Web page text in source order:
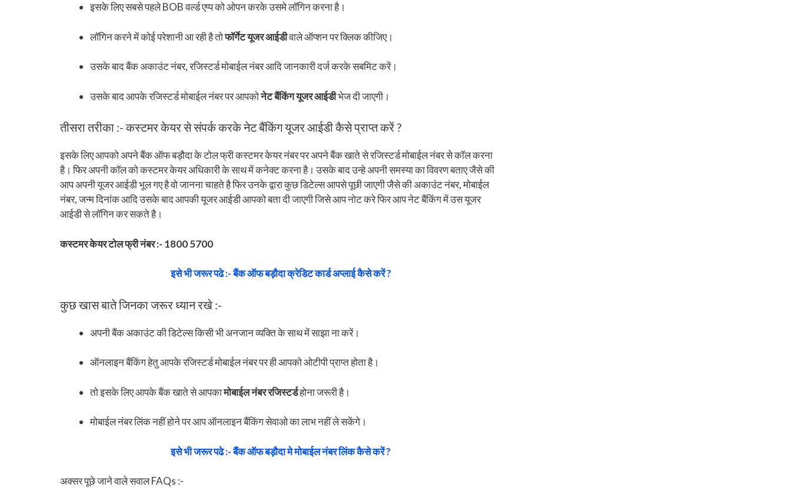
इसके लिए सबसे पहले BOB वर्ल्ड एप्प को ओपन करके उसमे लॉगिन करना है।
लॉगिन करने में कोई परेशानी आ रही है तोफॉर्गेट यूजर आईडीवाले ऑप्शन पर क्लिक कीजिए।
उसके बाद बैंक अकाउंट नंबर, रजिस्टर्ड मोबाईल नंबर आदि जानकारी दर्ज करके सबमिट करें।
उसके बाद आपके रजिस्टर्ड मोबाईल नंबर पर आपकोनेट बैंकिंग यूजर आईडीभेज दी जाएगी।
तीसरा तरीका :- कस्टमर केयर से संपर्क करके नेट बैंकिंग यूजर आईडी कैसे प्राप्त करें ?
इसके लिए आपको अपने बैंक ऑफ बड़ौदा के टोल फ्री कस्टमर केयर नंबर पर अपने बैंक खाते से रजिस्टर्ड मोबाईल नंबर से कॉल करना
है। फिर अपनी कॉल को कस्टमर केयर अधिकारी के साथ में कनेक्ट करना है। उसके बाद उन्हे अपनी समस्या का विवरण बताए जैसे की
आप अपनी यूजर आईडी भूल गए है वो जानना चाहते है फिर उनके द्वारा कुछ डिटेल्स आपसे पूछी जाएगी जैसे की अकाउंट नंबर, मोबाईल
नंबर, जन्म दिनांक आदि उसके बाद आपकी यूजर आईडी आपको बता दी जाएगी जिसे आप नोट करे फिर आप नेट बैंकिंग में उस यूजर
आईडी से लॉगिन कर सकते है।
कस्टमर केयर टोल फ्री नंबर :- 1800 5700
इसे भी जरूर पढे :- बैंक ऑफ बड़ौदा क्रेडिट कार्ड अप्लाई कैसे करें ?
कुछ खास बाते जिनका जरूर ध्यान रखे :-
अपनी बैंक अकाउंट की डिटेल्स किसी भी अनजान व्यक्ति के साथ में साझा ना करें।
ऑनलाइन बैंकिंग हेतु आपके रजिस्टर्ड मोबाईल नंबर पर ही आपको ओटीपी प्राप्त होता है।
तो इसके लिए आपके बैंक खाते से आपकामोबाईल नंबर रजिस्टर्डहोना जरूरी है।
मोबाईल नंबर लिंक नहीं होने पर आप ऑनलाइन बैंकिंग सेवाओ का लाभ नहीं ले सकेंगे।
इसे भी जरूर पढे :- बैंक ऑफ बड़ौदा मे मोबाईल नंबर लिंक कैसे करें ?
अक्सर पूछे जाने वाले सवाल FAQs :-